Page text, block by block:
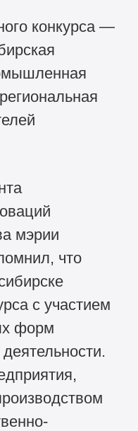
конкурса —
мэрии
что
с участием
форм